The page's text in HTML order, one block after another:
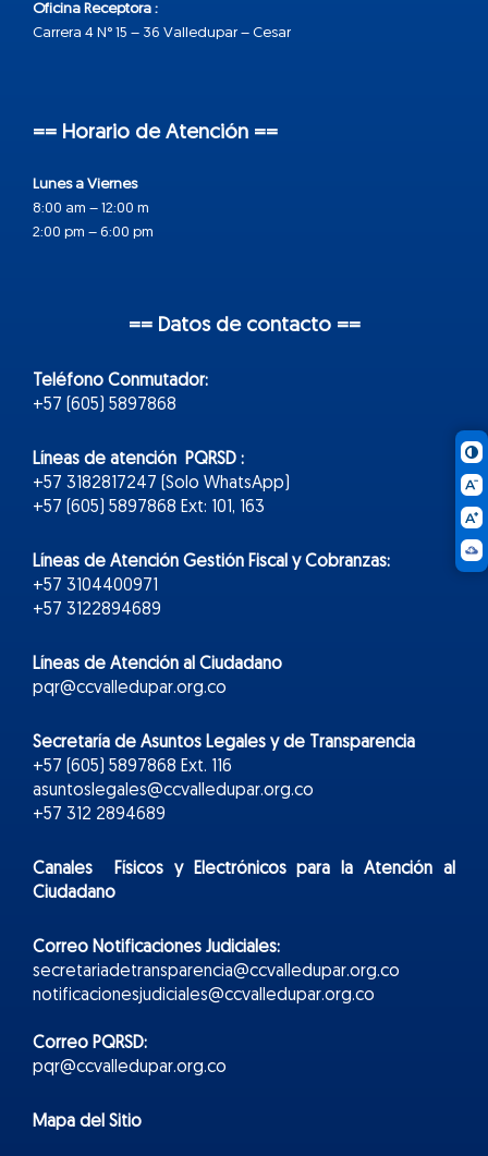
Oficina Receptora :
Carrera 4 N° 15 – 36 Valledupar – Cesar
== Horario de Atención ==
Lunes a Viernes
8:00 am – 12:00 m
2:00 pm – 6:00 pm
== Datos de contacto ==
Teléfono Conmutador:
+57 (605) 5897868
Líneas de atención PQRSD :
+57 3182817247 (Solo WhatsApp)
+57 (605) 5897868 Ext: 101, 163
Líneas de Atención Gestión Fiscal y Cobranzas:
+57 3104400971
+57 3122894689
Líneas de Atención al Ciudadano
pqr@ccvalledupar.org.co
Secretaría de Asuntos Legales y de Transparencia
+57 (605) 5897868 Ext. 116
asuntoslegales@ccvalledupar.org.co
+57 312 2894689
Canales Físicos yElectrónicospara la Atención al
Ciudadano
Correo Notificaciones Judiciales:
secretariadetransparencia@ccvalledupar.org.co
notificacionesjudiciales@ccvalledupar.org.co
Correo PQRSD:
pqr@ccvalledupar.org.co
Mapa del Sitio